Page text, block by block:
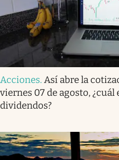
Acciones. Así abre la
viernes 07 de agosto,
dividendos?